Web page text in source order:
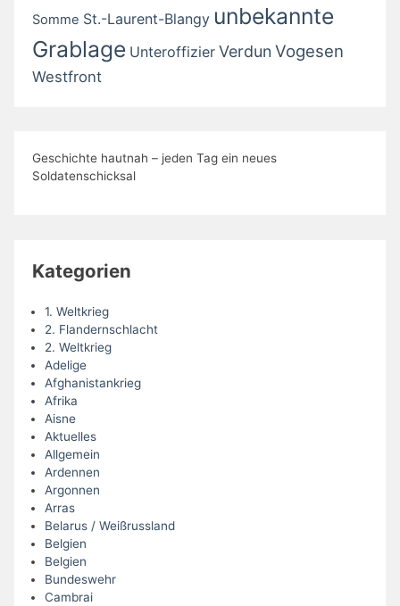
Somme St.-Laurent-Blangy unbekannte
Grablage Unteroffizier Verdun Vogesen
Westfront
Geschichte hautnah – jeden Tag ein neues
Soldatenschicksal
Kategorien
1. Weltkrieg
2. Flandernschlacht
2. Weltkrieg
Adelige
Afghanistankrieg
Afrika
Aisne
Aktuelles
Allgemein
Ardennen
Argonnen
Arras
Belarus / Weißrussland
Belgien
Belgien
Bundeswehr
Cambrai